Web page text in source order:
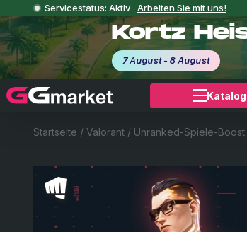
Servicestatus: Aktiv Arbeiten Sie mit uns!
Kortz
7 August - 8 August
Katalog
Startseite / Valorant / Unranked-Spiele-Boost